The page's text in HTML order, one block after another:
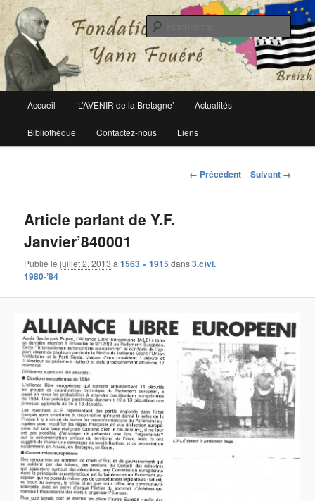
Fondation Yann Fouéré
Le site officiel de la fondation Yann Fouéré
principal
Aller
au
Accueil ‘L’AVENIR de la Bretagne’ Actualités
Bibliothèque Contactez-nous Liens
Navigation
← Précédent Suivant →
Article parlant de Y.F.
Janvier’840001
Publié lejuillet 2, 2013 à1563 × 1915 dans3.c)vi.
1980-’84